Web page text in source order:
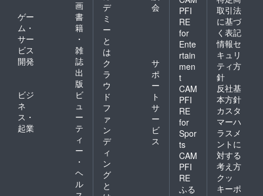
画
ゲー
ム・
サー
ビス
開発
書
籍
・
雑
誌
出
版
ビジ
ネ
ス・
起業
ビ
ュ
ー
テ
ィ
ー
・
ヘ
ル
デ
ミ
ー
と
は
会
ク
ラ
ウ
ド
フ
ァ
ン
デ
ィ
ン
グ
と
サ
ポ
ー
ト
サ
ー
ビ
ス
PFI
RE
for
Ente
rtain
men
t
CAM
PFI
RE
for
Spor
ts
CAM
PFI
RE
ふる
取引法
に基づ
く表記
情報セ
キュリ
ティ方
針
反社基
本方針
カスタ
マーハ
ラスメ
ントに
対する
考え方
クッ
キーポ